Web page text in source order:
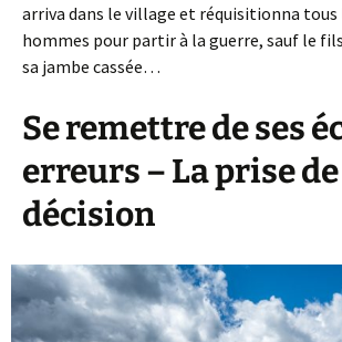
arriva dans le village et réquisitionna tous
hommes pour partir à la guerre, sauf le
sa jambe cassée…
Se remettre de ses
erreurs – La prise de
décision